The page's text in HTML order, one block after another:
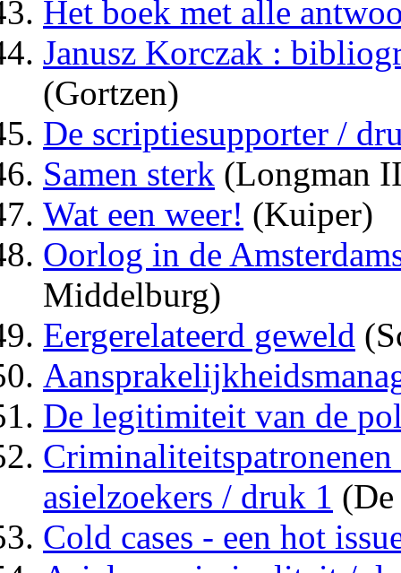
Het boek met alle
Janusz Korczak :
(Gortzen)
De scriptiesupporter /
Samen sterk (Longman
Wat een weer! (Kuiper)
Oorlog in de
Middelburg)
Eergerelateerd geweld
De legitimiteit van de
asielzoekers / druk 1
Cold cases - een hot